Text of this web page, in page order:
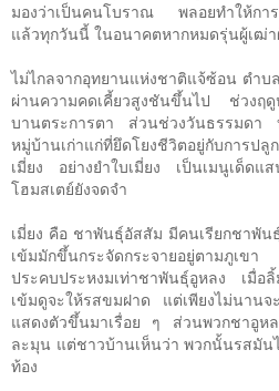
มองว่าเป็นคนโบราณ พลอยทำให้การ
แล้วทุกวันนี้ ในอนาคตหากหมดรุ่นผู้เฒ่า
ไม่ไกลจากอุทยานแห่งชาติแจ้ซ้อน ตำบ
ผ่านความคดเคี้ยวสูงชันขึ้นไป ช่วงฤดู
บานตระการตา ส่วนช่วงวันธรรมดา
หมู่บ้านเก่าแก่ที่ยึดโยงชีวิตอยู่กับการป
เมี่ยง อย่างยำใบเมี่ยง เป็นเมนูเด็ดแส
โฮมสเตย์ยังจดจำ
เมี่ยง คือ ชาพันธุ์อัสสัม มีคนเรียกชาพัน
เข้มมักขึ้นกระจัดกระจายอยู่ตามภู
ประคบประหงมเท่าชาพันธุ์อูหลง เมื่อ
เข้มดูจะให้รสขมฝาด แต่เพียงไม่นาน
แสดงตัวขึ้นมาเรื่อย ๆ ส่วนพวกชาอูห
ละมุน แต่ชาวบ้านเห็นว่า พวกนั้นรสมัน
ท้อง